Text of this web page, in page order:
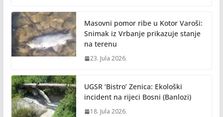
Masovni pomor ribe u Kotor Varoši:
Snimak iz Vrbanje prikazuje stanje
na terenu
23. Jula 2026.
UGSR ‘Bistro’ Zenica: Ekološki
incident na rijeci Bosni (Banlozi)
18. Jula 2026.